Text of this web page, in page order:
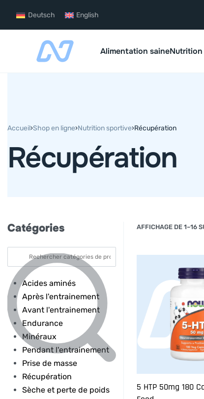
Deutsch English
Alimentation saine
Accueil›Shop en ligne›Nutrition sportive›Récupération
Récupération
Catégories
Acides aminés
Après l'entrainement
Avant l'entrainement
Endurance
Minéraux
Pendant l'entrainement
Prise de masse
Récupération
Sèche et perte de poids
AFFICHAGE DE 1–16
5 HTP 50mg 180